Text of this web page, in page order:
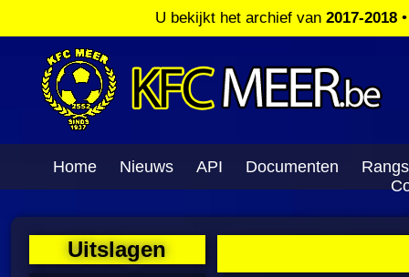
U bekijkt het archief van 2017-2018
Home Nieuws API Documenten
Uitslagen